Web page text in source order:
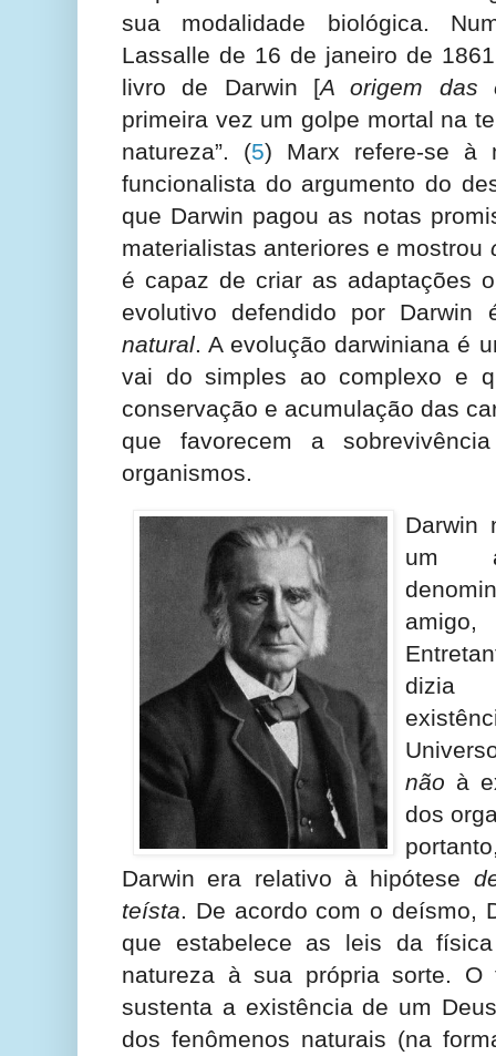
sua modalidade biológica.
Lassalle de 16 de janeiro de
livro de Darwin [A origem das
primeira vez um golpe mortal na
natureza”. (5) Marx refere-se à
funcionalista do argumento do
que Darwin pagou as notas
materialistas anteriores e mostrou
é capaz de criar as adaptações
evolutivo defendido por
natural. A evolução darwiniana é
vai do simples ao complexo e
conservação e acumulação das
que favorecem a
organismos.
Darwin
um
dizia
não à
dos
Darwin era relativo à hipótese
teísta. De acordo com o deísmo,
que estabelece as leis da
natureza à sua própria sorte.
sustenta a existência de um
dos fenômenos naturais (na